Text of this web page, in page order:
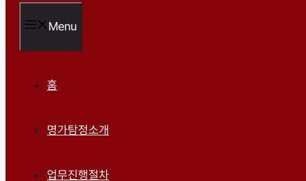
Menu
홈
명가탐정소개
업무진행절차